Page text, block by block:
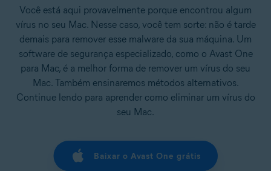
Você está aqui provavelmente porque encontrou algum
vírus no seu Mac. Nesse caso, você tem sorte: não é tarde
demais para remover esse malware da sua máquina. Um
software de segurança especializado, como o Avast One
para Mac, é a melhor forma de remover um vírus do seu
Mac. Também ensinaremos métodos alternativos.
Continue lendo para aprender como eliminar um vírus do
seu Mac.
Baixar o Avast One grátis